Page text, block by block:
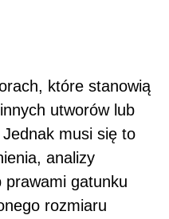
które stanowią
utworów lub
musi się to
analizy
prawami gatunku
rozmiaru